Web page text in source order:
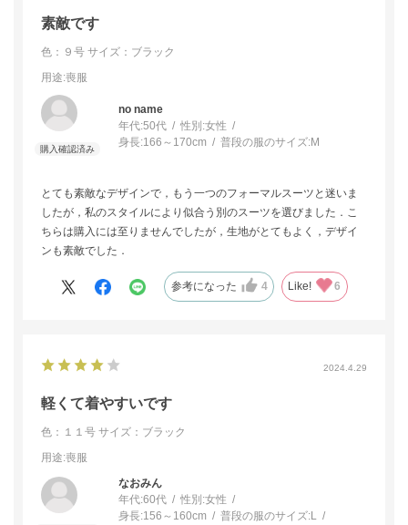
素敵です
色：９号 サイズ：ブラック
用途:喪服
no name
年代:50代 性別:女性
身長:166～170cm 普段の服のサイズ:M
とても素敵なデザインで，もう一つのフォーマルスーツと迷いま
したが，私のスタイルにより似合う別のスーツを選びました．こ
ちらは購入には至りませんでしたが，生地がとてもよく，デザイ
ンも素敵でした．
参考になった 4 Like! 6
2024.4.29
軽くて着やすいです
色：１１号 サイズ：ブラック
用途:喪服
なおみん
年代:60代 性別:女性
身長:156～160cm 普段の服のサイズ:L